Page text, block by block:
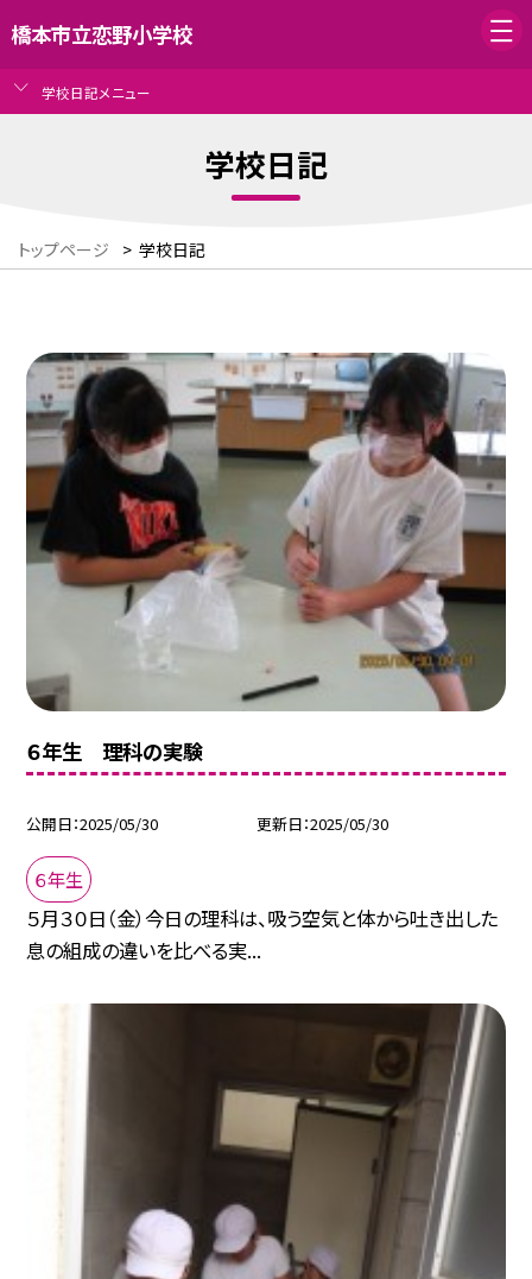
橋本市立恋野小学校
学校日記メニュー
学校日記
トップページ > 学校日記
６年生 理科の実験
公開日 2025/05/30 更新日 2025/05/30
６年生
５月３０日（金）今日の理科は、吸う空気と体から吐き出した
息の組成の違いを比べる実...